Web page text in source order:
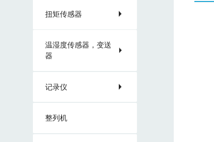
扭矩传感器
温湿度传感器，变送
器
记录仪
整列机